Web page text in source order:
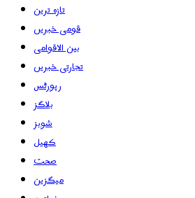
تازہ ترین
قومی خبریں
بین الاقوامی
تجارتی خبریں
رپورٹس
بلاگز
شوبز
کھیل
صحت
میگزین